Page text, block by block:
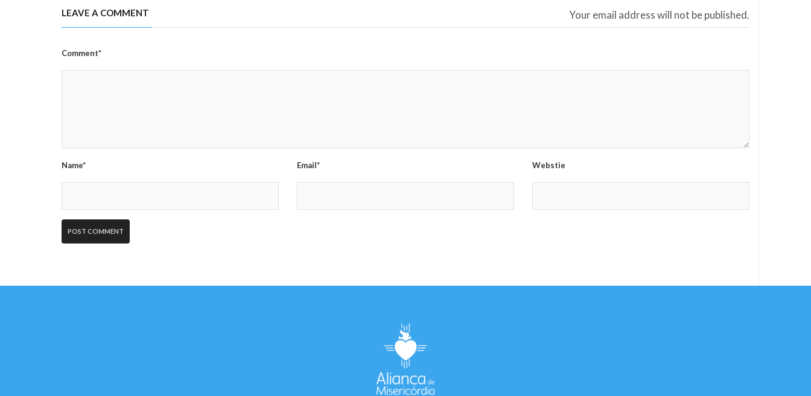
LEAVE A COMMENT Your email address will not be published.
Comment*
Name* Email* Webstie